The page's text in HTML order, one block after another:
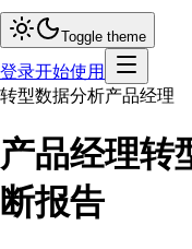
Toggle theme
登录开始使用
转型数据分析产品经理
产品经理转
断报告